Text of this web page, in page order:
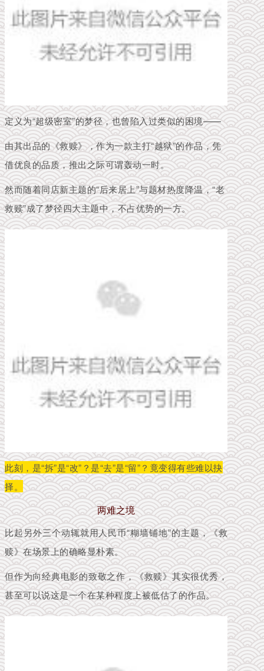
定义为“超级密室”的梦径，也曾陷入过类似的困境——
由其出品的《救赎》，作为一款主打“越狱”的作品，凭
借优良的品质，推出之际可谓轰动一时。
然而随着同店新主题的“后来居上”与题材热度降温，“老
救赎”成了梦径四大主题中，不占优势的一方。
此刻，是“拆”是“改”？是“去”是“留”？竟变得有些难以抉
择。
两难之境
比起另外三个动辄就用人民币“糊墙铺地”的主题，《救
赎》在场景上的确略显朴素。
但作为向经典电影的致敬之作，《救赎》其实很优秀，
甚至可以说这是一个在某种程度上被低估了的作品。